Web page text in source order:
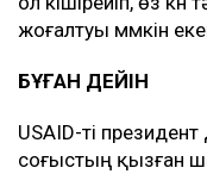
жоғалтуы мүмкін
БҰҒАН ДЕЙІН
USAID-ті
соғыстың қызған